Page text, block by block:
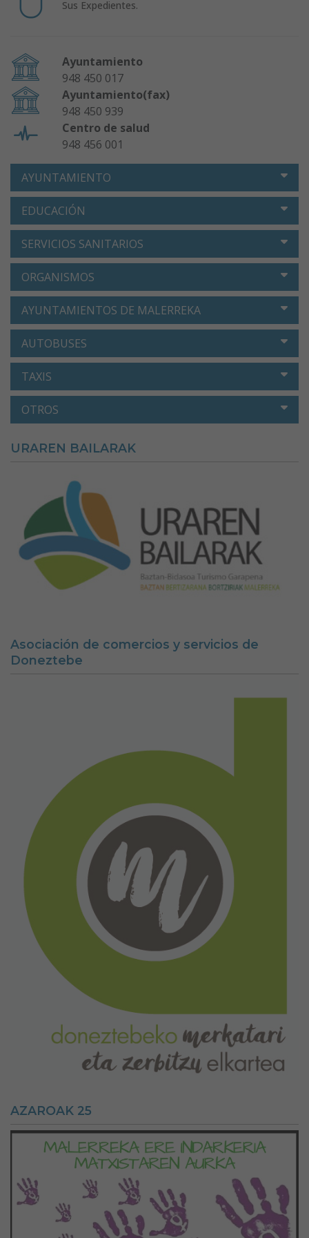
Sus Expedientes.
Ayuntamiento
948 450 017
Ayuntamiento(fax)
948 450 939
Centro de salud
948 456 001
AYUNTAMIENTO
EDUCACIÓN
SERVICIOS SANITARIOS
ORGANISMOS
AYUNTAMIENTOS DE MALERREKA
AUTOBUSES
TAXIS
OTROS
URAREN BAILARAK
Asociación de comercios y servicios de
Doneztebe
AZAROAK 25